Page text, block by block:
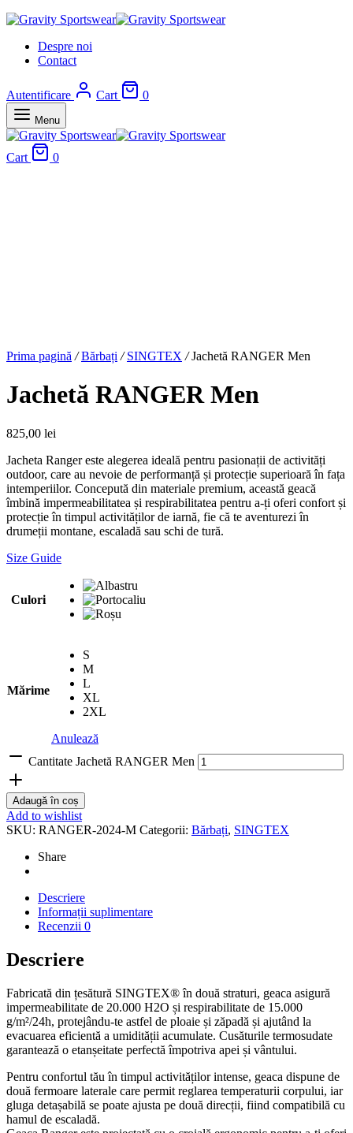
Despre noi
Contact
Autentificare Cart 0
Menu
Cart 0
Prima pagină / Bărbați / SINGTEX /Jachetă RANGER Men
Jachetă RANGER Men
825,00 lei
Jacheta Ranger este alegerea ideală pentru pasionații de activități
outdoor, care au nevoie de performanță și protecție superioară în fața
intemperiilor. Concepută din materiale premium, această geacă
îmbină impermeabilitatea și respirabilitatea pentru a-ți oferi confort și
protecție în timpul activităților de iarnă, fie că te aventurezi în
drumeții montane, escaladă sau schi de tură.
Size Guide
Culori
Mărime
S
M
L
XL
2XL
Anulează
Cantitate Jachetă RANGER Men
Adaugă în coș
Add to wishlist
SKU: RANGER-2024-M Categorii: Bărbați, SINGTEX
Share
Descriere
Informații suplimentare
Recenzii 0
Descriere
Fabricată din țesătură SINGTEX® în două straturi, geaca asigură
impermeabilitate de 20.000 H2O și respirabilitate de 15.000
g/m²/24h, protejându-te astfel de ploaie și zăpadă și ajutând la
evacuarea eficientă a umidității acumulate. Cusăturile termosudate
garantează o etanșeitate perfectă împotriva apei și vântului.
Pentru confortul tău în timpul activităților intense, geaca dispune de
două fermoare laterale care permit reglarea temperaturii corpului, iar
gluga detașabilă se poate ajusta pe două direcții, fiind compatibilă cu
hamul de escaladă.